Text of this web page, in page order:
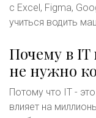
с Excel, Figma,
учиться водить
Почему в IT
не нужно
Потому что IT -
влияет на